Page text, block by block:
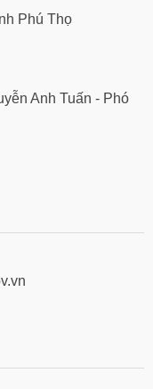
Phú Thọ
Anh Tuấn - Phó